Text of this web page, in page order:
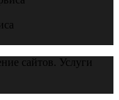
сайтов. Услуги